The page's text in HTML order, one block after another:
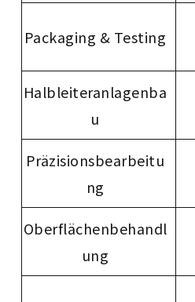
Packaging & Testing
Halbleiteranlagenba
u
Präzisionsbearbeitu
ng
Oberflächenbehandl
ung